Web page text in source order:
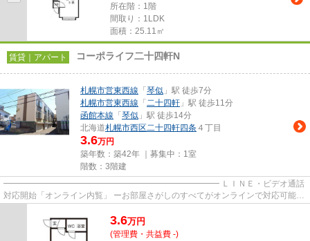
所在階：1階
間取り：1LDK
面積：25.11㎡
賃貸｜アパート コーポライフ二十四軒N
札幌市営東西線 「 琴似 」駅 徒歩7分
札幌市営東西線 「 二十四軒 」駅 徒歩11分
函館本線 「 琴似 」駅 徒歩14分
北海道札幌市西区二十四軒四条 ４丁目
3.6万円
築年数：築42年 ｜募集中： 1室
階数：3階建
━━━━━━━━━━━━━━━━━━━━━━━━━━ ＬＩＮＥ・ビデオ通話
対応開始「オンライン内覧」 ーお部屋さがしのすべてがオンラインで対応可能ー
3.6万円
(管理費・共益費 -)